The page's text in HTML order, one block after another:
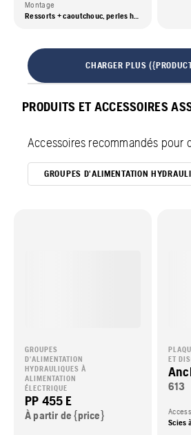
Montage
Ressorts + caoutchouc, perles hybrides
CHARGER PLUS
PRODUITS ET ACCESSOIRES
Accessoires recommandés pour
GROUPES D'ALIMENTATION
GROUPES
D'ALIMENTATION
HYDRAULIQUES À
ALIMENTATION
ÉLECTRIQUE
PP 455 E
À partir de {price}
ET
613
Scies